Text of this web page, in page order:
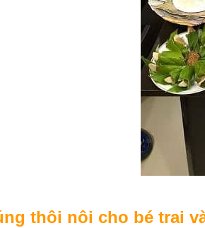
thôi nôi cho bé trai